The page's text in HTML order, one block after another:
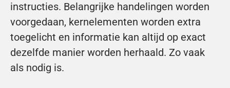
instructies. Belangrijke handelingen worden
voorgedaan, kernelementen worden extra
toegelicht en informatie kan altijd op exact
dezelfde manier worden herhaald. Zo vaak
als nodig is.